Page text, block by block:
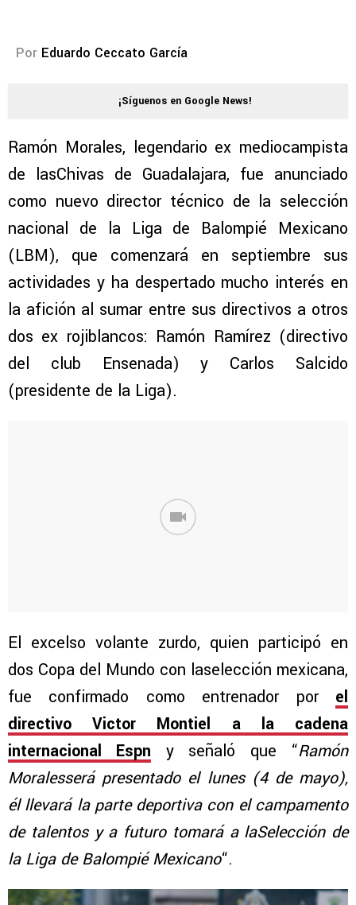
Por Eduardo Ceccato García
¡Síguenos en Google News!
Ramón Morales, legendario ex mediocampista
de lasChivas de Guadalajara, fue anunciado
como nuevo director técnico de la selección
nacional de la Liga de Balompié Mexicano
(LBM), que comenzará en septiembre sus
actividades y ha despertado mucho interés en
la afición al sumar entre sus directivos a otros
dos ex rojiblancos: Ramón Ramírez (directivo
del club Ensenada) y Carlos Salcido
(presidente de la Liga).
El excelso volante zurdo, quien participó en
dos Copa del Mundo con laselección mexicana,
fue confirmado como entrenador por el
directivo Victor Montiel a la cadena
internacional Espn y señaló que “Ramón
Moralesserá presentado el lunes (4 de mayo),
él llevará la parte deportiva con el campamento
de talentos y a futuro tomará a laSelección de
la Liga de Balompié Mexicano“.